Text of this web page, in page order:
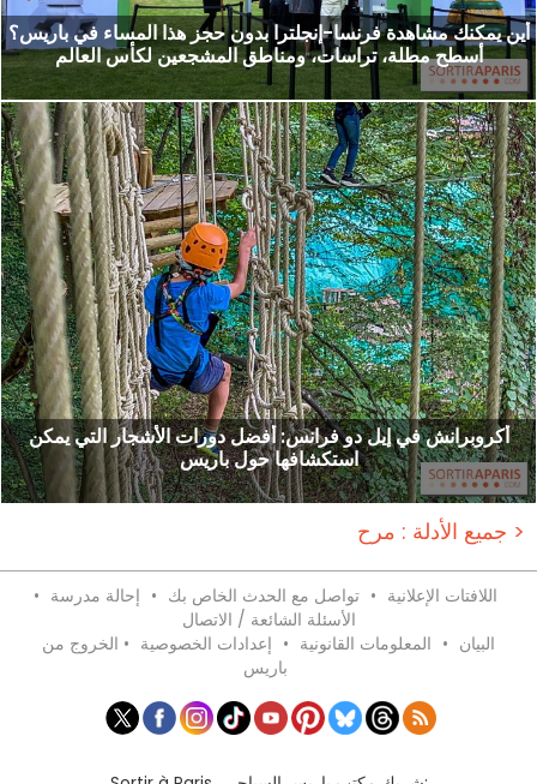
أين يمكنك مشاهدة فرنسا-إنجلترا بدون حجز هذا المساء في باريس؟
أسطح مطلة، تراسات، ومناطق المشجعين لكأس العالم
أكروبرانش في إيل دو فرانس: أفضل دورات الأشجار التي يمكن
استكشافها حول باريس
جميع الأدلة : مرح >
اللافتات الإعلانية • تواصل مع الحدث الخاص بك • إحالة مدرسة •
الأسئلة الشائعة / الاتصال
البيان • المعلومات القانونية • إعدادات الخصوصية • الخروج من
باريس